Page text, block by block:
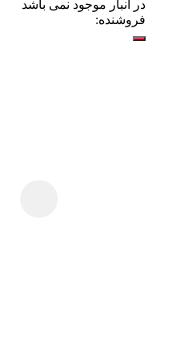
در انبار موجود نمی باشد
فروشنده: